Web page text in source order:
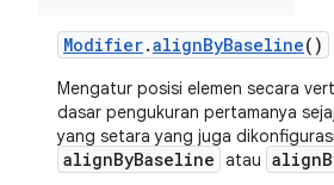
Modifier.alignByBaseline()
Mengatur posisi elemen secara
dasar pengukuran pertamanya
yang setara yang juga
alignByBaseline atau